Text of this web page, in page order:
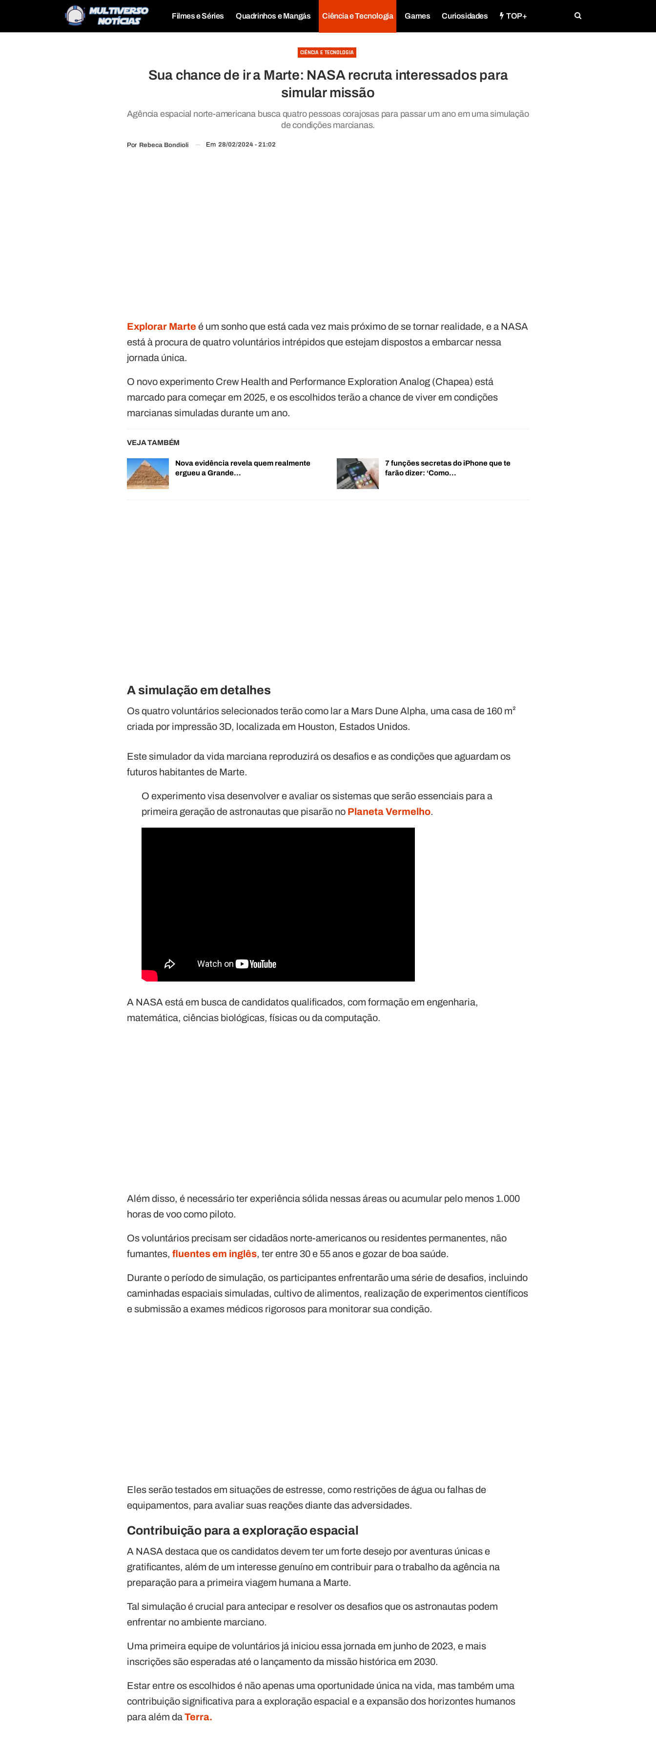
Filmes e Séries Quadrinhos e Mangás Ciência e Tecnologia Games Curiosidades TOP+
CIÊNCIA E TECNOLOGIA
Sua chance de ir a Marte: NASA recruta interessados para
simular missão
Agência espacial norte-americana busca quatro pessoas corajosas para passar um ano em uma simulação
de condições marcianas.
Por Rebeca Bondioli Em 28/02/2024 - 21:02
Explorar Marteé um sonho que está cada vez mais próximo de se tornar realidade, e a NASA
está à procura de quatro voluntários intrépidos que estejam dispostos a embarcar nessa
jornada única.
O novo experimento Crew Health and Performance Exploration Analog (Chapea) está
marcado para começar em 2025, e os escolhidos terão a chance de viver em condições
marcianas simuladas durante um ano.
VEJA TAMBÉM
Nova evidência revela quem realmente
ergueu a Grande…
7 funções secretas do iPhone que te
farão dizer: ‘Como…
A simulação em detalhes
Os quatro voluntários selecionados terão como lar a Mars Dune Alpha, uma casa de 160 m²
criada por impressão 3D, localizada em Houston, Estados Unidos.
Este simulador da vida marciana reproduzirá os desafios e as condições que aguardam os
futuros habitantes de Marte.
O experimento visa desenvolver e avaliar os sistemas que serão essenciais para a
primeira geração de astronautas que pisarão no Planeta Vermelho.
A NASA está em busca de candidatos qualificados, com formação em engenharia,
matemática, ciências biológicas, físicas ou da computação.
Além disso, é necessário ter experiência sólida nessas áreas ou acumular pelo menos 1.000
horas de voo como piloto.
Os voluntários precisam ser cidadãos norte-americanos ou residentes permanentes, não
fumantes, fluentes em inglês, ter entre 30 e 55 anos e gozar de boa saúde.
Durante o período de simulação, os participantes enfrentarão uma série de desafios, incluindo
caminhadas espaciais simuladas, cultivo de alimentos, realização de experimentos científicos
e submissão a exames médicos rigorosos para monitorar sua condição.
Eles serão testados em situações de estresse, como restrições de água ou falhas de
equipamentos, para avaliar suas reações diante das adversidades.
Contribuição para a exploração espacial
A NASA destaca que os candidatos devem ter um forte desejo por aventuras únicas e
gratificantes, além de um interesse genuíno em contribuir para o trabalho da agência na
preparação para a primeira viagem humana a Marte.
Tal simulação é crucial para antecipar e resolver os desafios que os astronautas podem
enfrentar no ambiente marciano.
Uma primeira equipe de voluntários já iniciou essa jornada em junho de 2023, e mais
inscrições são esperadas até o lançamento da missão histórica em 2030.
Estar entre os escolhidos é não apenas uma oportunidade única na vida, mas também uma
contribuição significativa para a exploração espacial e a expansão dos horizontes humanos
para além daTerra.